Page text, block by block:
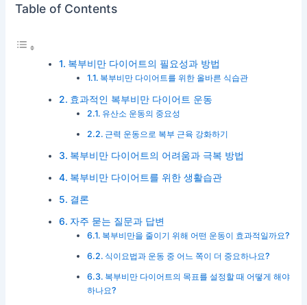
Table of Contents
복부비만 다이어트의 필요성과 방법
복부비만 다이어트를 위한 올바른 식습관
효과적인 복부비만 다이어트 운동
유산소 운동의 중요성
근력 운동으로 복부 근육 강화하기
복부비만 다이어트의 어려움과 극복 방법
복부비만 다이어트를 위한 생활습관
결론
자주 묻는 질문과 답변
복부비만을 줄이기 위해 어떤 운동이 효과적일까요?
식이요법과 운동 중 어느 쪽이 더 중요하나요?
복부비만 다이어트의 목표를 설정할 때 어떻게 해야
하나요?